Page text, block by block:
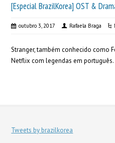
[Especial BrazilKorea] OST &
outubro 3, 2017 Rafaela Braga
Stranger, também conhecido como
Netflix com legendas em português.
Tweets by brazilkorea